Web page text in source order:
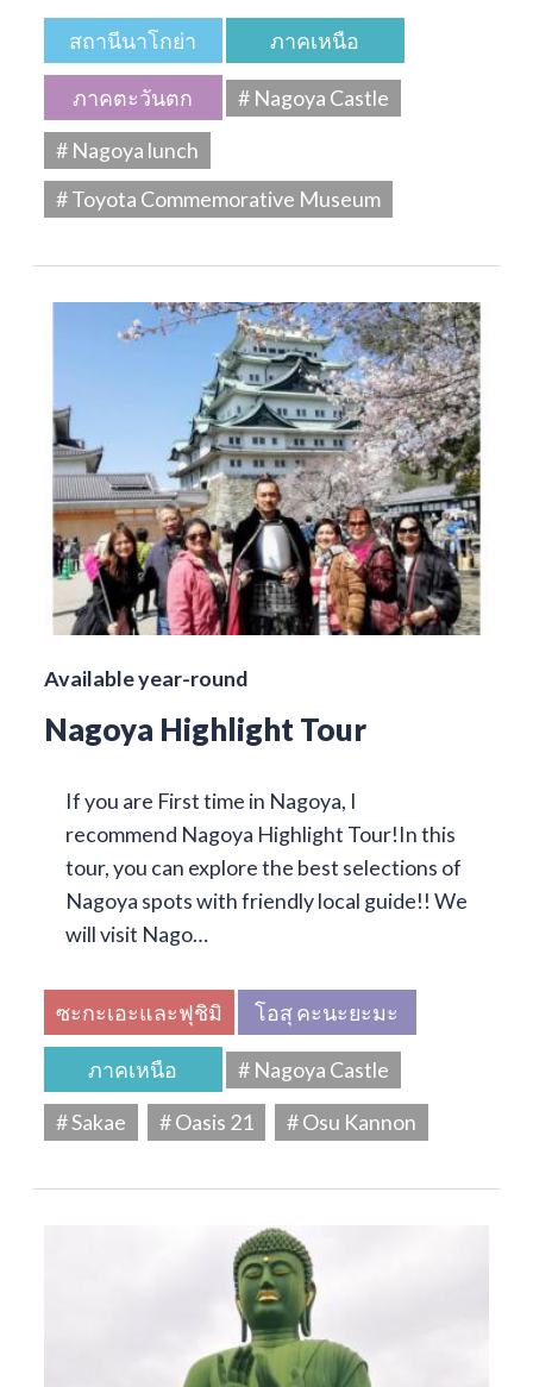
สถานีนาโกย่า ภาคเหนือ
ภาคตะวันตก
# Nagoya Castle
# Nagoya lunch
# Toyota Commemorative Museum
Available year-round
Nagoya Highlight Tour
If you are First time in Nagoya, I
recommend Nagoya Highlight Tour!In this
tour, you can explore the best selections of
Nagoya spots with friendly local guide!! We
will visit Nago…
ซะกะเอะและฟุชิมิ โอสุ คะนะยะมะ
ภาคเหนือ
# Nagoya Castle
# Sakae
# Oasis 21 # Osu Kannon